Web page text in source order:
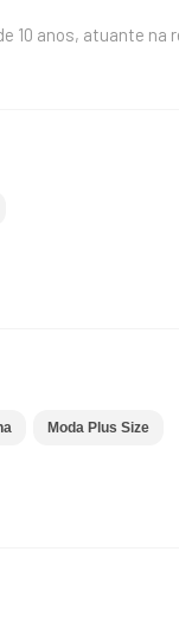
10 anos, atuante na
Moda Plus Size